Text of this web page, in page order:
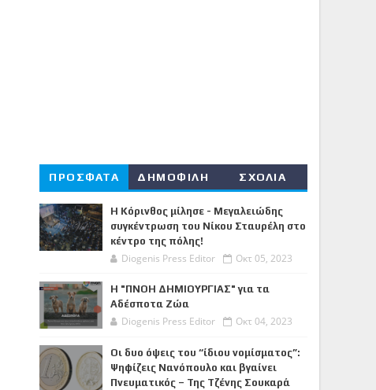
ΠΡΟΣΦΑΤΑ ΔΗΜΟΦΙΛΗ ΣΧΟΛΙΑ
Η Κόρινθος μίλησε - Μεγαλειώδης
συγκέντρωση του Νίκου Σταυρέλη στο
κέντρο της πόλης!
Diogenis Press Editor Οκτ 05, 2023
Η "ΠΝΟΗ ΔΗΜΙΟΥΡΓΙΑΣ" για τα
Αδέσποτα Ζώα
Diogenis Press Editor Οκτ 04, 2023
Οι δυο όψεις του “ίδιου νομίσματος”:
Ψηφίζεις Νανόπουλο και βγαίνει
Πνευματικός – Της Τζένης Σουκαρά